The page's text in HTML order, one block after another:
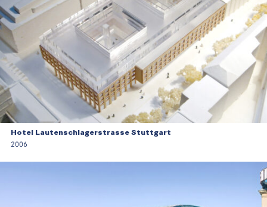
Hotel Lautenschlagerstrasse Stuttgart
2006